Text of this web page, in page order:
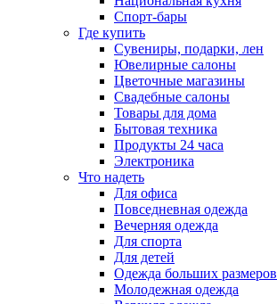
Спорт-бары
Где купить
Сувениры, подарки, лен
Ювелирные салоны
Цветочные магазины
Свадебные салоны
Товары для дома
Бытовая техника
Продукты 24 часа
Электроника
Что надеть
Для офиса
Повседневная одежда
Вечерняя одежда
Для спорта
Для детей
Одежда больших размеров
Молодежная одежда